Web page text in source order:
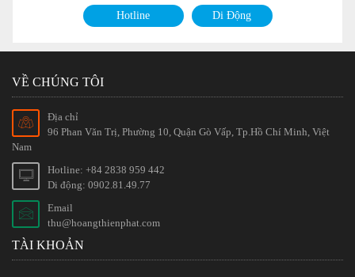
Hotline Di Động
VỀ CHÚNG TÔI
Địa chỉ
96 Phan Văn Trị, Phường 10, Quận Gò Vấp, Tp.Hồ Chí Minh, Việt
Nam
Hotline: +84 2838 959 442
Di động: 0902.81.49.77
Email
thu@hoangthienphat.com
TÀI KHOẢN